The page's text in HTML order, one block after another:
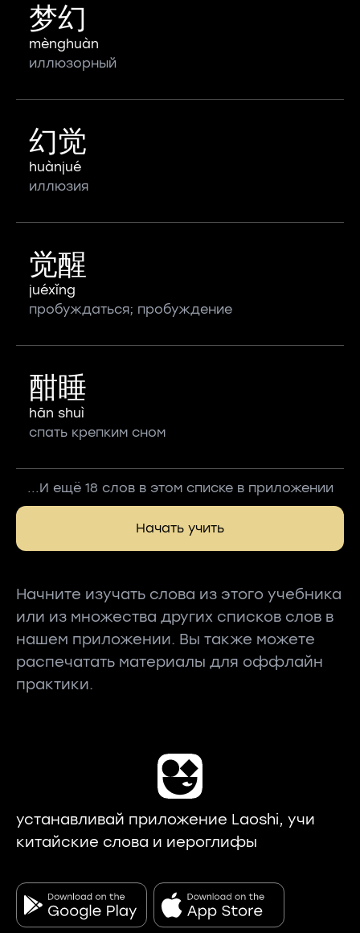
梦幻
mènghuàn
иллюзорный
幻觉
huànjué
иллюзия
觉醒
juéxǐng
пробуждаться; пробуждение
酣睡
hān shuì
спать крепким сном
...И ещё 18 слов в этом списке в приложении
Начать учить
Начните изучать слова из этого учебника
или из множества других списков слов в
нашем приложении. Вы также можете
распечатать материалы для оффлайн
практики.
устанавливай приложение Laoshi, учи
китайские слова и иероглифы